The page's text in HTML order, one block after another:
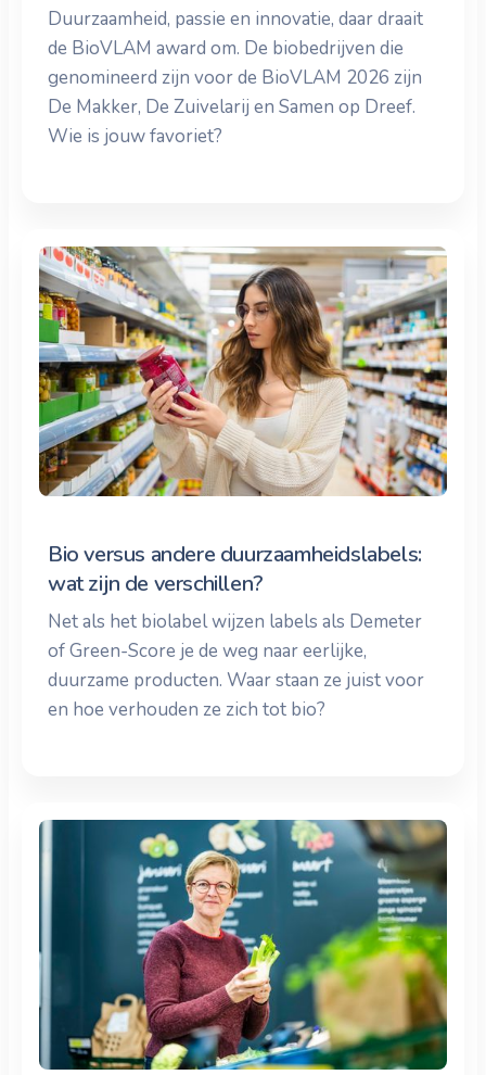
Duurzaamheid, passie en innovatie, daar draait
de BioVLAM award om. De biobedrijven die
genomineerd zijn voor de BioVLAM 2026 zijn
De Makker, De Zuivelarij en Samen op Dreef.
Wie is jouw favoriet?
Bio versus andere duurzaamheidslabels:
wat zijn de verschillen?
Net als het biolabel wijzen labels als Demeter
of Green-Score je de weg naar eerlijke,
duurzame producten. Waar staan ze juist voor
en hoe verhouden ze zich tot bio?